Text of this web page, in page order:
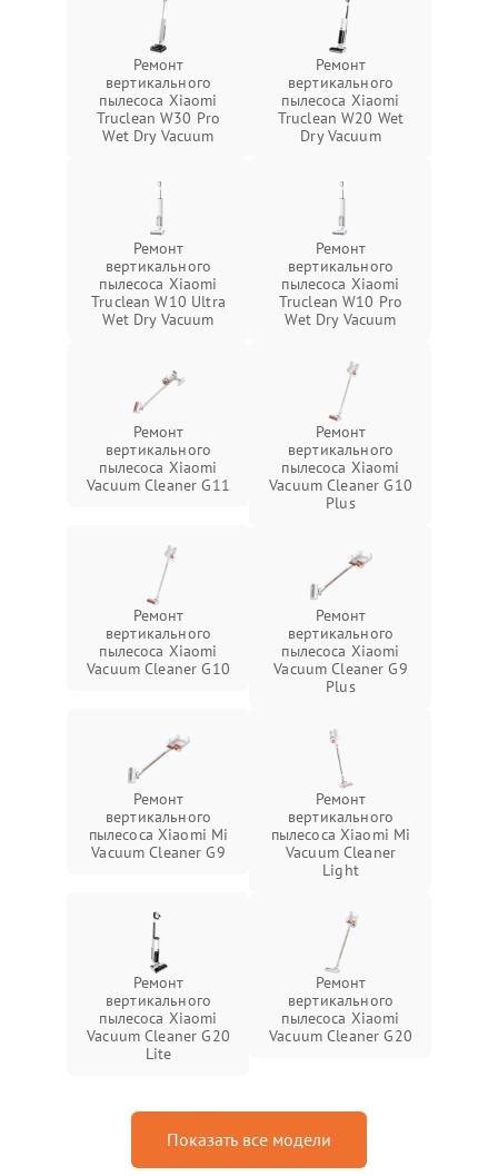
Ремонт
вертикального
пылесоса Xiaomi
Truclean W30 Pro
Wet Dry Vacuum
Ремонт
вертикального
пылесоса Xiaomi
Truclean W20 Wet
Dry Vacuum
Ремонт
вертикального
пылесоса Xiaomi
Truclean W10 Ultra
Wet Dry Vacuum
Ремонт
вертикального
пылесоса Xiaomi
Truclean W10 Pro
Wet Dry Vacuum
Ремонт
вертикального
пылесоса Xiaomi
Vacuum Cleaner G11
Ремонт
вертикального
пылесоса Xiaomi
Vacuum Cleaner G10
Plus
Ремонт
вертикального
пылесоса Xiaomi
Vacuum Cleaner G10
Ремонт
вертикального
пылесоса Xiaomi
Vacuum Cleaner G9
Plus
Ремонт
вертикального
пылесоса Xiaomi Mi
Vacuum Cleaner G9
Ремонт
вертикального
пылесоса Xiaomi Mi
Vacuum Cleaner
Light
Ремонт
вертикального
пылесоса Xiaomi
Vacuum Cleaner G20
Lite
Ремонт
вертикального
пылесоса Xiaomi
Vacuum Cleaner G20
Показать все модели